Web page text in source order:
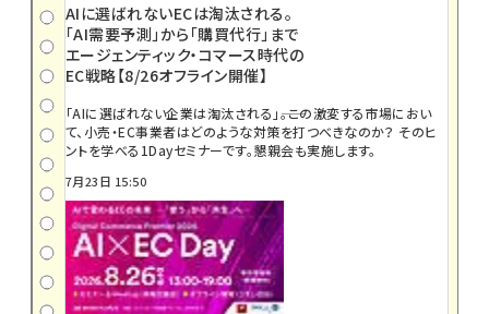
AIに選ばれないECは淘汰される。
「AI需要予測」から「購買代行」まで
エージェンティック・コマース時代の
EC戦略【8/26オフライン開催】
「AIに選ばれない企業は淘汰される」――。この激変する市場におい
て、小売・EC事業者はどのような対策を打つべきなのか？ そのヒ
ントを学べる1Dayセミナーです。懇親会も実施します。
7月23日 15:50